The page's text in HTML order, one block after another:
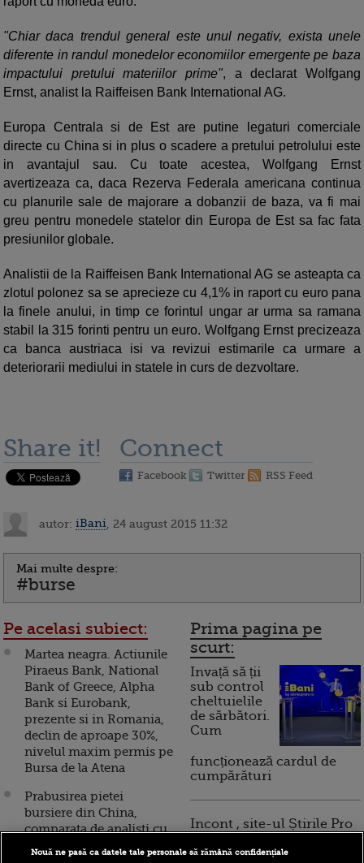
"Chiar daca trendul general este unul negativ, exista unele
diferente in randul monedelor economiilor emergente pe baza
impactului pretului materiilor prime", a declarat Wolfgang
Ernst, analist la Raiffeisen Bank International AG.
Europa Centrala si de Est are putine legaturi comerciale
directe cu China si in plus o scadere a pretului petrolului este
in avantajul sau. Cu toate acestea, Wolfgang Ernst
avertizeaza ca, daca Rezerva Federala americana continua
cu planurile sale de majorare a dobanzii de baza, va fi mai
greu pentru monedele statelor din Europa de Est sa fac fata
presiunilor globale.
Analistii de la Raiffeisen Bank International AG se asteapta ca
zlotul polonez sa se aprecieze cu 4,1% in raport cu euro pana
la finele anului, in timp ce forintul ungar ar urma sa ramana
stabil la 315 forinti pentru un euro. Wolfgang Ernst precizeaza
ca banca austriaca isi va revizui estimarile ca urmare a
deteriorarii mediului in statele in curs de dezvoltare.
Share it! Connect
Facebook Twitter RSS Feed
autor: iBani , 24 august 2015 11:32
Mai multe despre:
#burse
Pe acelasi subiect:
Martea neagra. Actiunile
Piraeus Bank, National
Bank of Greece, Alpha
Bank si Eurobank,
prezente si in Romania,
declin de aproape 30%,
nivelul maxim permis pe
Bursa de la Atena
Prabusirea pietei
bursiere din China,
comparata de analisti cu
Prima pagina pe
scurt:
Invață să ții
sub control
cheltuielile
de sărbători.
Cum
funcționează cardul de
cumpărături
Incont , site-ul Știrile Pro
economice și educație
Nouă ne pasă ca datele tale personale să rămână confidențiale